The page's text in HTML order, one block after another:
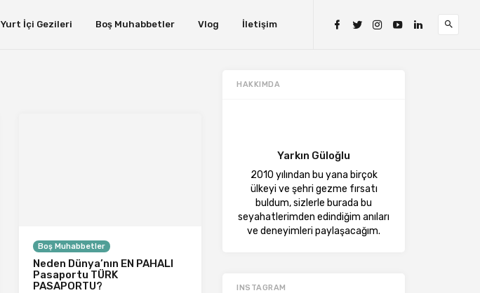
Yurt İçi Gezileri Boş Muhabbetler Vlog İletişim
Boş Muhabbetler
Neden Dünya’nın EN PAHALI
Pasaportu TÜRK
PASAPORTU?
HAKKIMDA
Yarkın Güloğlu
2010 yılından bu yana birçok
ülkeyi ve şehri gezme fırsatı
buldum, sizlerle burada bu
seyahatlerimden edindiğim anıları
ve deneyimleri paylaşacağım.
INSTAGRAM